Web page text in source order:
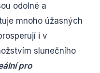
odolné a
mnoho úžasných
i v
slunečního
pro